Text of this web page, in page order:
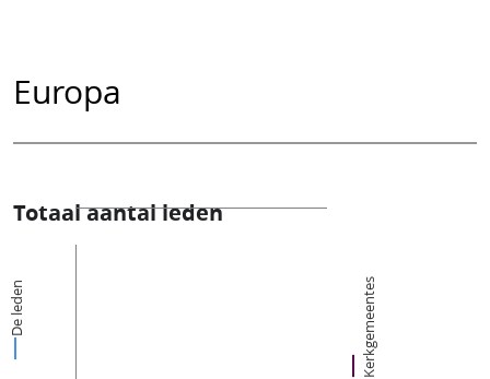
Europa
Totaal aantal leden
De leden Kerkgemeentes